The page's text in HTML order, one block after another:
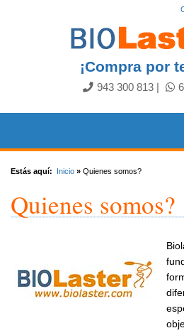
¡Compra por
943 300 813
Estás aquí: Inicio » Quienes somos?
Quienes somos?